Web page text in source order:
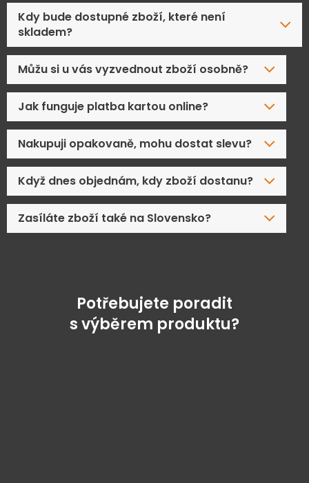
Kdy bude dostupné zboží, které není
skladem?
Můžu si u vás vyzvednout zboží osobně?
Jak funguje platba kartou online?
Nakupuji opakovaně, mohu dostat slevu?
Když dnes objednám, kdy zboží dostanu?
Zasíláte zboží také na Slovensko?
Potřebujete poradit
s výběrem produktu?